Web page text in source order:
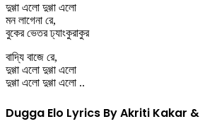
দুগ্গা এলো দুগ্গা এলো
মন লাগেনা রে,
বুকের ভেতর ঢ্যাংকুরাকুর
বাদ্যি বাজে রে,
দুগ্গা এলো দুগ্গা এলো
দুগ্গা এলো দুগ্গা এলো ..
Dugga Elo Lyrics By Akriti Kakar &